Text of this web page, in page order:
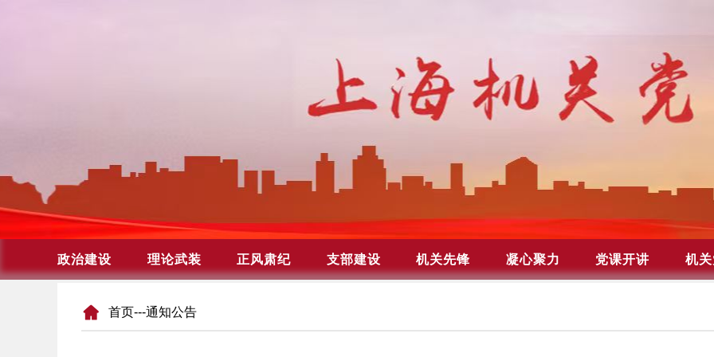
首页---通知公告